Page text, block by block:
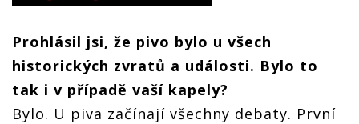
Prohlásil jsi, že pivo bylo u všech
historických zvratů a události. Bylo to
tak i v případě vaší kapely?
Bylo. U piva začínají všechny debaty. První